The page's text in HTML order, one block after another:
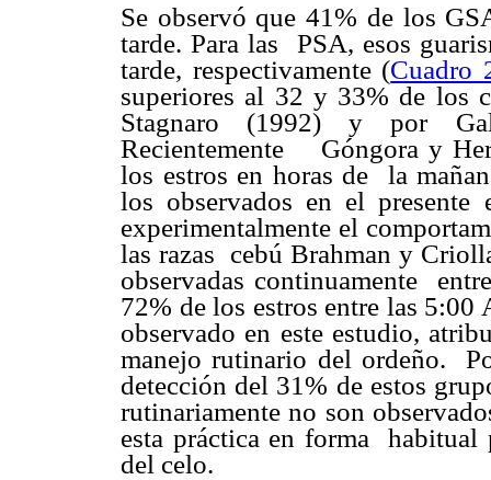
Se observó que 41% de los
tarde. Para las
PSA, esos
tarde, respectivamente (Cuadro
superiores al 32 y 33% de los
Stagnaro (1992) y por
Recientemente
Góngora y
los estros en horas de
la
los observados en el presente
experimentalmente el
las razas cebú Brahman y
observadas continuamente
72% de los estros entre las
observado en este estudio,
manejo rutinario del ordeño.
detección del 31% de estos
rutinariamente no son
esta práctica en forma
habitual
del celo.